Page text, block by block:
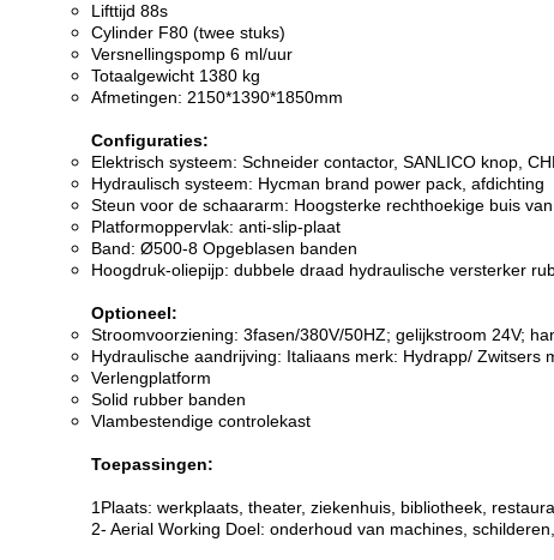
Lifttijd 88s
Cylinder F80 (twee stuks)
Versnellingspomp 6 ml/uur
Totaalgewicht 1380 kg
Afmetingen: 2150*1390*1850mm
Configuraties:
Elektrisch systeem: Schneider contactor, SANLICO knop,
Hydraulisch systeem: Hycman brand power pack, afdichting
Steun voor de schaararm: Hoogsterke rechthoekige buis
Platformoppervlak: anti-slip-plaat
Band: Ø500-8 Opgeblasen banden
Hoogdruk-oliepijp: dubbele draad hydraulische versterker
Optioneel:
Stroomvoorziening: 3fasen/380V/50HZ; gelijkstroom 24V;
Hydraulische aandrijving: Italiaans merk: Hydrapp/ Zwitsers
Verlengplatform
Solid rubber banden
Vlambestendige controlekast
Toepassingen:
1Plaats: werkplaats, theater, ziekenhuis, bibliotheek,
2- Aerial Working Doel: onderhoud van machines,